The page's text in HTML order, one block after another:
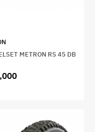
METRON RS 45 DB